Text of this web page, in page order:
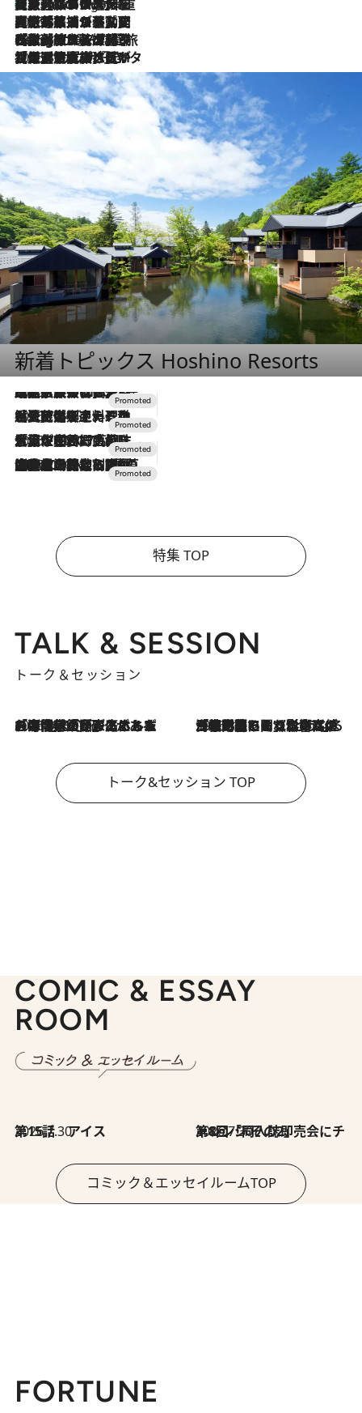
7 Hours Ago
【厳選旅コスメ】「身軽さ＆UV対策重視！」ヘアアーティストshucoが選んだ夏旅ベストコスメを発表【Mサイズジップ】
2026.8.5
【厳選旅コスメ】国内をあちこち移動する河井菜摘が選んだ夏旅ベストコスメ発表！「リラックスアイテムはマスト」【Mサイズジップ】
2026.8.4
【厳選旅コスメ】「紫外線＆乾燥対策しながらメイク感も！」ヘア＆メイクGeorgeが選んだ夏旅ベストコスメを発表！【Mサイズジップ】
2026.8.3
【厳選旅コスメ】「保湿もタイパ重視！」“サウナ好き”タレント清水みさとが愛用する夏旅ベストコスメを発表！【Mサイズジップ】
新着トピックス Hoshino Resorts
2026.7.31
【ホテル帰省】という選択肢をOMOが提案。家族とほどよい距離を保つには「昼は実家、夜は気兼ねなくホテルで！」
2026.7.24
【夏限定ディナーコース】旬を迎える稚鮎や花ズッキーニなどをイタリア・トスカーナの郷土料理の手法で満喫！
2026.7.17
「土佐和ハーブかき氷」がOMO7高知に登場！生姜、山椒、大葉など目にも舌にも涼を呼ぶ郷土の味
2026.7.10
NEW OPEN！【界 草津】名湯の地に誕生。趣の異なる2種の温泉と上州ならではの会席・蕎麦割烹など美食を味わう究極の癒やし旅
特集 TOP
TALK & SESSION
トーク＆セッション
2026.8.3
「今後値上げがあるとすれば…」「リスクがあるのは今年の冬」エネルギー専門家が語る、ホルムズ海峡封鎖が家庭にもたらす“ある心配” 2026.8.3
「住宅建てられない…」「サーチャージ料の高値が続いている」ホルムズ海峡封鎖による影響はいつまで続く？《エネルギー専門家に聞く“どうなる日本の暮らし”》
トーク&セッション TOP
COMIC & ESSAY
ROOM
2026.7.30
第15話 アイス 2026.7.30
第8回「同人誌即売会にチャレンジ その2」
コミック＆エッセイルームTOP
FORTUNE